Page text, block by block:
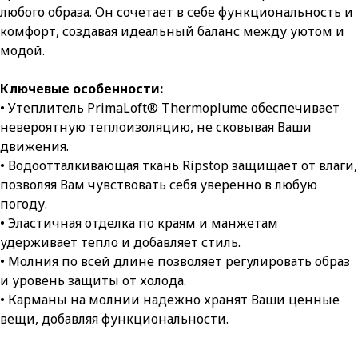
любого образа. Он сочетает в себе функциональность и
комфорт, создавая идеальный баланс между уютом и
модой.
Ключевые особенности:
• Утеплитель PrimaLoft® Thermoplume обеспечивает
невероятную теплоизоляцию, не сковывая Ваши
движения.
• Водоотталкивающая ткань Ripstop защищает от влаги,
позволяя Вам чувствовать себя уверенно в любую
погоду.
• Эластичная отделка по краям и манжетам
удерживает тепло и добавляет стиль.
• Молния по всей длине позволяет регулировать образ
и уровень защиты от холода.
• Карманы на молнии надежно хранят Ваши ценные
вещи, добавляя функциональности.